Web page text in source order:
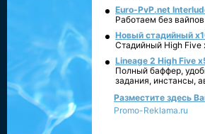
Euro-PvP.net
Работаем без
Новый стадийный
Стадийный High Five
Lineage 2 High Five
Полный баффер,
задания, инстансы,
Разместите здесь
Promo-Reklama.ru